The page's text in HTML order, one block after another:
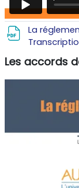
La
Les accords